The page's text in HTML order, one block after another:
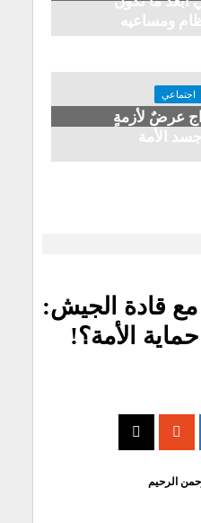
ومساعيه
اجتماعي
عرضٌ لأزمةٍ
الأمة
قادة الجيش:
الأمة؟!
الرحيم